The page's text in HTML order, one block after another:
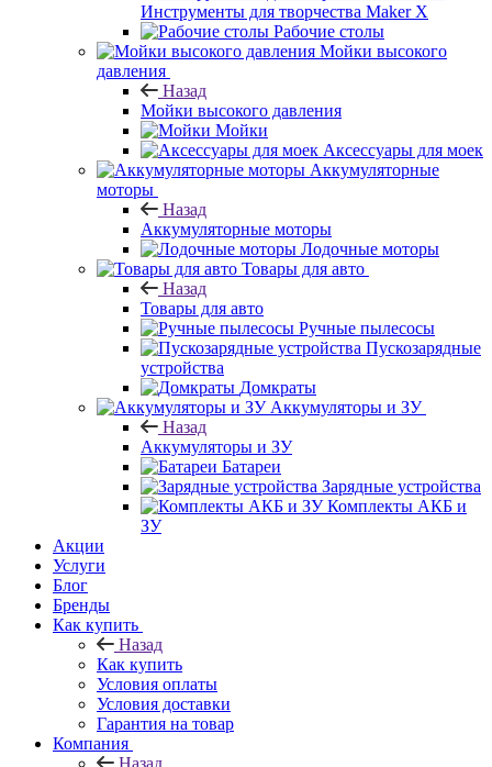
Инструменты для творчества Maker X
Рабочие столы
Мойки высокого
давления
Назад
Мойки высокого давления
Мойки
Аксессуары для моек
Аккумуляторные
моторы
Назад
Аккумуляторные моторы
Лодочные моторы
Товары для авто
Назад
Товары для авто
Ручные пылесосы
Пускозарядные
устройства
Домкраты
Аккумуляторы и ЗУ
Назад
Аккумуляторы и ЗУ
Батареи
Зарядные устройства
Комплекты АКБ и
ЗУ
Акции
Услуги
Блог
Бренды
Как купить
Назад
Как купить
Условия оплаты
Условия доставки
Гарантия на товар
Компания
Назад